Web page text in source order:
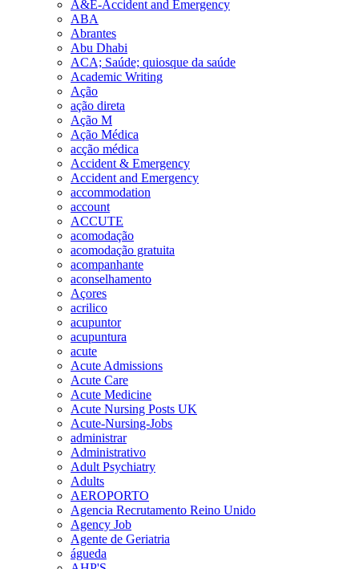
A&E-Accident and Emergency
ABA
Abrantes
Abu Dhabi
ACA; Saúde; quiosque da saúde
Academic Writing
Ação
ação direta
Ação M
Ação Médica
acção médica
Accident & Emergency
Accident and Emergency
accommodation
account
ACCUTE
acomodação
acomodação gratuita
acompanhante
aconselhamento
Açores
acrilico
acupuntor
acupuntura
acute
Acute Admissions
Acute Care
Acute Medicine
Acute Nursing Posts UK
Acute-Nursing-Jobs
administrar
Administrativo
Adult Psychiatry
Adults
AEROPORTO
Agencia Recrutamento Reino Unido
Agency Job
Agente de Geriatria
águeda